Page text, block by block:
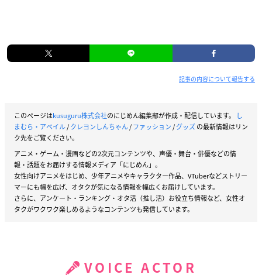
記事の内容について報告する
このページはkusuguru株式会社のにじめん編集部が作成・配信しています。
し
まむら・アベイル/クレヨンしんちゃん/ファッション/グッズの最新情報はリン
ク先をご覧ください。
アニメ・ゲーム・漫画などの2次元コンテンツや、声優・舞台・俳優などの情
報・話題をお届けする情報メディア「にじめん」。
女性向けアニメをはじめ、少年アニメやキャラクター作品、VTuberなどストリー
マーにも幅を広げ、オタクが気になる情報を幅広くお届けしています。
さらに、アンケート・ランキング・オタ活（推し活）お役立ち情報など、女性オ
タクがワクワク楽しめるようなコンテンツも発信しています。
VOICE ACTOR